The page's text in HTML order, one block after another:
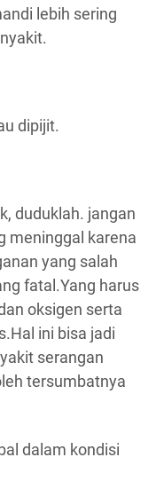
lebih sering
dipijit.
duduklah. jangan
meninggal karena
yang salah
fatal.Yang harus
oksigen serta
ini bisa jadi
serangan
tersumbatnya
dalam kondisi